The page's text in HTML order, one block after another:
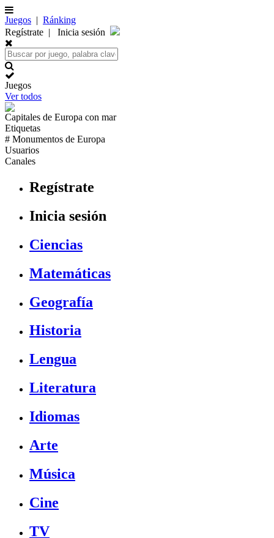
Juegos | Ránking
Regístrate | Inicia sesión
Juegos
Ver todos
Capitales de Europa con mar
Etiquetas
# Monumentos de Europa
Usuarios
Canales
Regístrate
Inicia sesión
Ciencias
Matemáticas
Geografía
Historia
Lengua
Literatura
Idiomas
Arte
Música
Cine
TV